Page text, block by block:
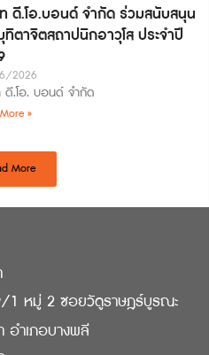
ดี.โอ.บอนด์ จำกัด ร่วมสนับสนุน
ทิตาจิตสถาปนิกอาวุโส ประจำปี
2026
ดี.โอ. บอนด์ จำกัด
»
More
1 หมู่ 2 ซอยวัดูราษฎร์บูรณะ
อำเภอบางพลี